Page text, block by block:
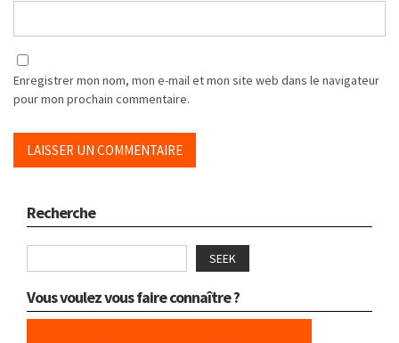
Enregistrer mon nom, mon e-mail et mon site web dans le navigateur
pour mon prochain commentaire.
Recherche
SEEK
Vous voulez vous faire connaître ?